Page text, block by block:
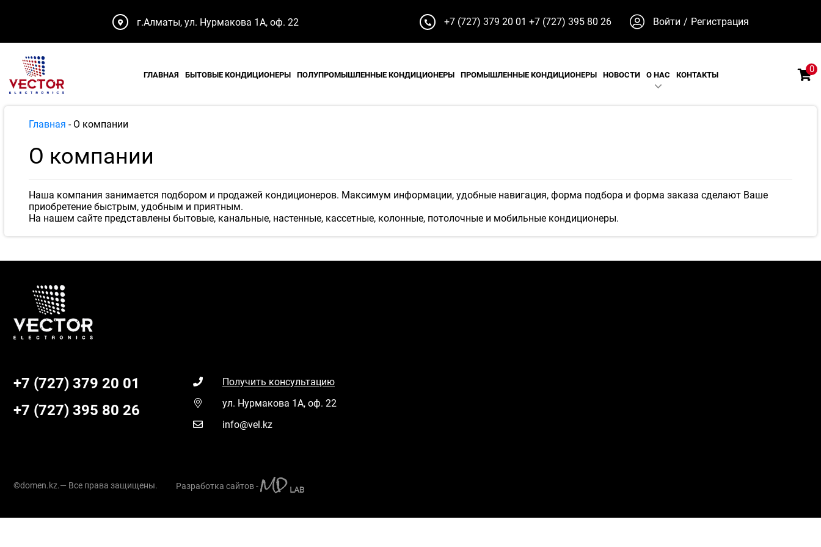
г.Алматы, ул. Нурмакова 1А, оф. 22 +7 (727) 379 20 01 +7 (727) 395 80 26 Войти / Регистрация
ГЛАВНАЯ БЫТОВЫЕ КОНДИЦИОНЕРЫ ПОЛУПРОМЫШЛЕННЫЕ КОНДИЦИОНЕРЫ ПРОМЫШЛЕННЫЕ КОНДИЦИОНЕРЫ НОВОСТИ О НАС КОНТАКТЫ
0
Главная - О компании
О компании
Наша компания занимается подбором и продажей кондиционеров. Максимум информации, удобные навигация, форма подбора и форма заказа сделают Ваше
приобретение быстрым, удобным и приятным.
На нашем сайте представлены бытовые, канальные, настенные, кассетные, колонные, потолочные и мобильные кондиционеры.
+7 (727) 379 20 01
+7 (727) 395 80 26
Получить консультацию
ул. Нурмакова 1А, оф. 22
info@vel.kz
©domen.kz.— Все права защищены. Разработка сайтов -